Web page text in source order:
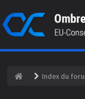
Index du